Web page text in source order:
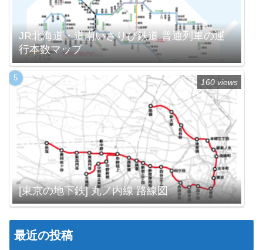
JR北海道・道南いさりび鉄道 普通列車の運
行本数マップ
[東京の地下鉄] 丸ノ内線 路線図
160 views
最近の投稿